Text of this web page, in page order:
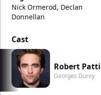
Nick Ormerod, Declan
Donnellan
Cast
Robert
Georges Duroy